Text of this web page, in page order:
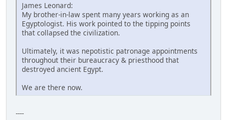
James Leonard:
My brother-in-law spent many years working as an
Egyptologist. His work pointed to the tipping points
that collapsed the civilization.
Ultimately, it was nepotistic patronage appointments
throughout their bureaucracy & priesthood that
destroyed ancient Egypt.
We are there now.
----